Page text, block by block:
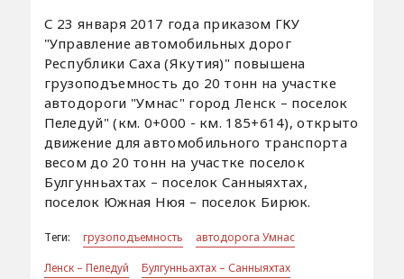
С 23 января 2017 года приказом ГКУ
"Управление автомобильных дорог
Республики Саха (Якутия)" повышена
грузоподъемность до 20 тонн на участке
автодороги "Умнас" город Ленск – поселок
Пеледуй" (км. 0+000 - км. 185+614), открыто
движение для автомобильного транспорта
весом до 20 тонн на участке поселок
Булгунньахтах – поселок Санныяхтах,
поселок Южная Нюя – поселок Бирюк.
Теги: грузоподъемность
автодорога Умнас
Ленск – Пеледуй
Булгунньахтах – Санныяхтах